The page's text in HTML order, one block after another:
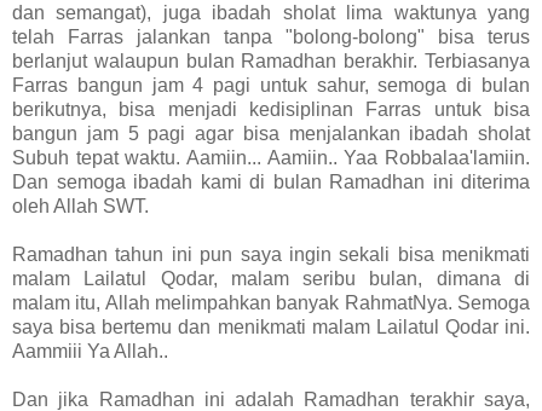
dan semangat), juga ibadah sholat lima waktunya yang
telah Farras jalankan tanpa "bolong-bolong" bisa terus
berlanjut walaupun bulan Ramadhan berakhir. Terbiasanya
Farras bangun jam 4 pagi untuk sahur, semoga di bulan
berikutnya, bisa menjadi kedisiplinan Farras untuk bisa
bangun jam 5 pagi agar bisa menjalankan ibadah sholat
Subuh tepat waktu. Aamiin... Aamiin.. Yaa Robbalaa'lamiin.
Dan semoga ibadah kami di bulan Ramadhan ini diterima
oleh Allah SWT.
Ramadhan tahun ini pun saya ingin sekali bisa menikmati
malam Lailatul Qodar, malam seribu bulan, dimana di
malam itu, Allah melimpahkan banyak RahmatNya. Semoga
saya bisa bertemu dan menikmati malam Lailatul Qodar ini.
Aammiii Ya Allah..
Dan jika Ramadhan ini adalah Ramadhan terakhir saya,